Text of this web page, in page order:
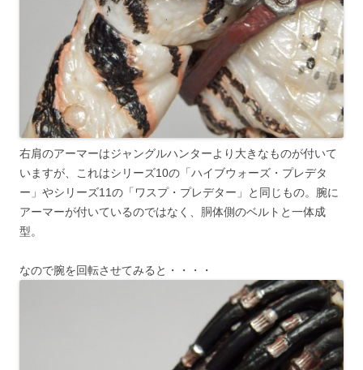
右肩のアーマーはジャングルハンターより大きなものが付いて
いますが、これはシリーズ10の「ハイブウォーズ・プレデタ
ー」やシリーズ11の「ワスプ・プレデター」と同じもの。腕に
アーマーが付いているのではなく、胴体側のベルトと一体成
型。
なので腕を回転させてみると・・・・